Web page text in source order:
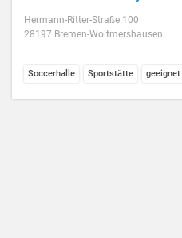
Hermann-Ritter-Straße 100
28197 Bremen-Woltmershausen
Soccerhalle Sportstätte